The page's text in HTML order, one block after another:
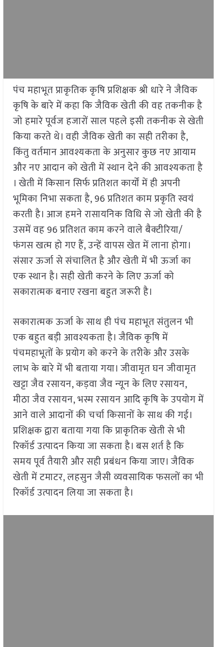
पंच महाभूत प्राकृतिक कृषि प्रशिक्षक श्री धारे ने जैविक
कृषि के बारे में कहा कि जैविक खेती की वह तकनीक है
जो हमारे पूर्वज हजारों साल पहले इसी तकनीक से खेती
किया करते थे। वही जैविक खेती का सही तरीका है,
किंतु वर्तमान आवश्यकता के अनुसार कुछ नए आयाम
और नए आदान को खेती में स्थान देने की आवश्यकता है
। खेती में किसान सिर्फ प्रतिशत कार्यों में ही अपनी
भूमिका निभा सकता है, 96 प्रतिशत काम प्रकृति स्वयं
करती है। आज हमने रासायनिक विधि से जो खेती की है
उसमें वह 96 प्रतिशत काम करने वाले बैक्टीरिया/
फंगस खत्म हो गए हैं, उन्हें वापस खेत में लाना होगा।
संसार ऊर्जा से संचालित है और खेती में भी ऊर्जा का
एक स्थान है। सही खेती करने के लिए ऊर्जा को
सकारात्मक बनाए रखना बहुत जरूरी है।
सकारात्मक ऊर्जा के साथ ही पंच महाभूत संतुलन भी
एक बहुत बड़ी आवश्यकता है। जैविक कृषि में
पंचमहाभूतों के प्रयोग को करने के तरीके और उसके
लाभ के बारे में भी बताया गया। जीवामृत घन जीवामृत
खट्टा जैव रसायन, कड़वा जैव न्यून के लिए रसायन,
मीठा जैव रसायन, भस्म रसायन आदि कृषि के उपयोग में
आने वाले आदानों की चर्चा किसानों के साथ की गई।
प्रशिक्षक द्वारा बताया गया कि प्राकृतिक खेती से भी
रिकॉर्ड उत्पादन किया जा सकता है। बस शर्त है कि
समय पूर्व तैयारी और सही प्रबंधन किया जाए। जैविक
खेती में टमाटर, लहसुन जैसी व्यवसायिक फसलों का भी
रिकॉर्ड उत्पादन लिया जा सकता है।